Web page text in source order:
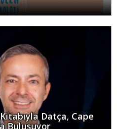
Datça, Cape
Buluşuyor